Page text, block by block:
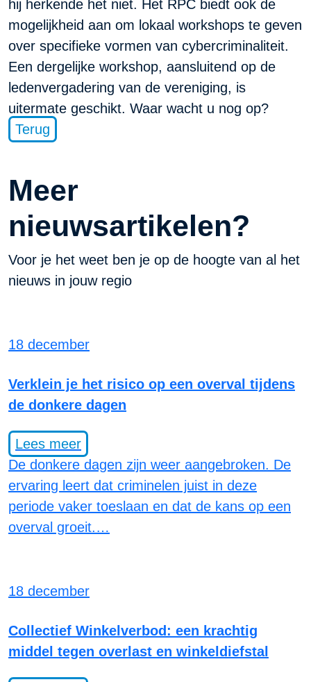
hij herkende het niet. Het RPC biedt ook de
mogelijkheid aan om lokaal workshops te geven
over specifieke vormen van cybercriminaliteit.
Een dergelijke workshop, aansluitend op de
ledenvergadering van de vereniging, is
uitermate geschikt. Waar wacht u nog op?
Terug
Meer
nieuwsartikelen?
Voor je het weet ben je op de hoogte van al het
nieuws in jouw regio
18 december
Verklein je het risico op een overval tijdens
de donkere dagen
Lees meer
De donkere dagen zijn weer aangebroken. De
ervaring leert dat criminelen juist in deze
periode vaker toeslaan en dat de kans op een
overval groeit.…
18 december
Collectief Winkelverbod: een krachtig
middel tegen overlast en winkeldiefstal